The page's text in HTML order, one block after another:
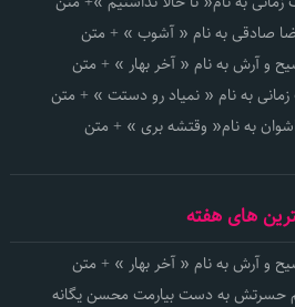
صادقی به نام « آشوب » + متن
و آرش به نام « آخر بهار » + متن
به نام « نمیاد رو دستت » + متن
به نام« وقتشه بری » + متن
های هفته
و آرش به نام « آخر بهار » + متن
حسرتش به دست بیارمت محسن یگانه